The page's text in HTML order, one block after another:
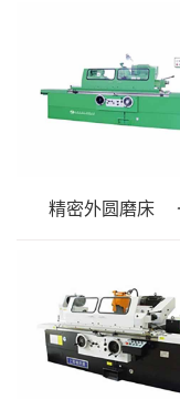
精密外圆磨床